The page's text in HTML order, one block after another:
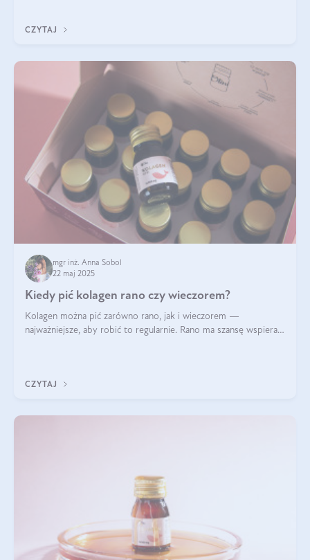
CZYTAJ
mgr inż. Anna Sobol
22 maj 2025
Kiedy pić kolagen rano czy wieczorem?
Kolagen można pić zarówno rano, jak i wieczorem —
najważniejsze, aby robić to regularnie. Rano ma szansę wspierać
CZYTAJ